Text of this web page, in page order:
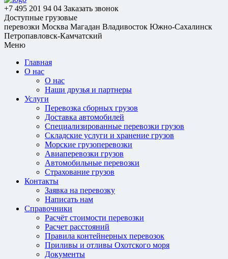
+7 495 201 94 04 Заказать звонок
Доступные грузовые
перевозки Москва Магадан Владивосток Южно-Сахалинск
Петропавловск-Камчатский
Меню
Главная
О нас
О нас
Наши друзья и партнеры
Услуги
Перевозка сборных грузов
Доставка автомобилей
Специализированные перевозки грузов
Складские услуги и хранение грузов
Морские грузоперевозки
Авиаперевозки грузов
Автомобильные перевозки
Страхование грузов
Контакты
Заявка на перевозку
Написать нам
Справочники
Расчёт стоимости перевозки
Расчет расстояний
Правила контейнерных перевозок
Приливы и отливы Охотского моря
Документы